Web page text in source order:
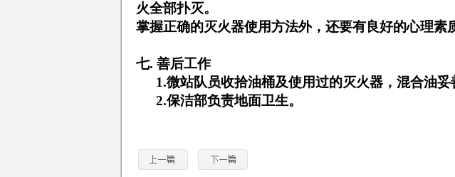
火全部扑灭。
掌握正确的灭火器使用方法外，还要有良好的心理素
七. 善后工作
1.微站队员收拾油桶及使用过的灭火器，混合油妥
2.保洁部负责地面卫生。